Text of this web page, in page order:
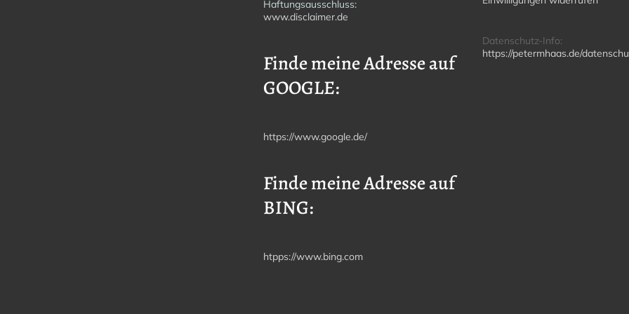
Haftungsausschluss:
www.disclaimer.de
Finde meine Adresse auf
GOOGLE:
https://www.google.de/
Finde meine Adresse auf
BING:
htpps://www.bing.com
Datenschutz-Info:
https://petermhaas.de/